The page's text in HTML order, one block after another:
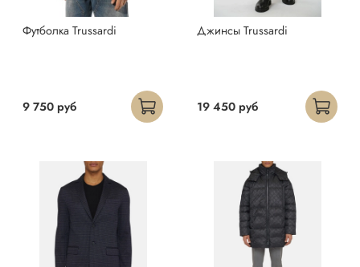
Футболка Trussardi
9 750 руб
Джинсы Trussardi
19 450 руб